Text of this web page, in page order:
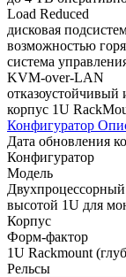
Load Reduced
дисковая
возможностью
система
KVM-over-LAN
корпус 1U
Конфигуратор
Дата обновления
Конфигуратор
Модель
высотой 1U для
Корпус
Форм-фактор
1U Rackmount
Рельсы